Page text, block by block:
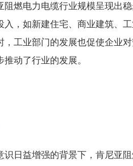
阻燃电力电缆行业规模呈现出
入，如新建住宅、商业建筑、
，工业部门的发展也促使企业
动了行业的发展。
识日益增强的背景下，肯尼亚